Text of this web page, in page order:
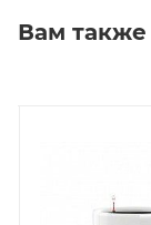
Вам также